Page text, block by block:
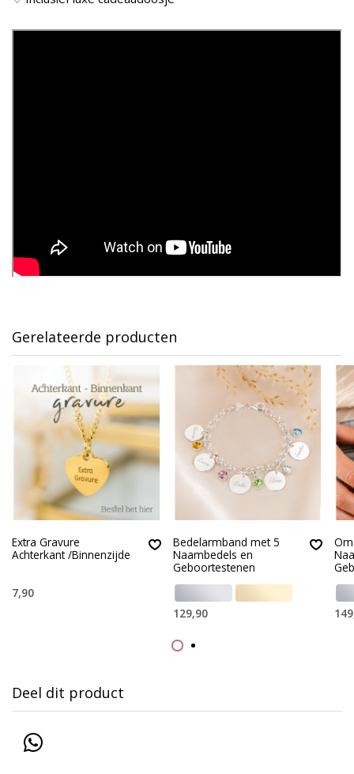
Gerelateerde producten
Extra Gravure
Achterkant /Binnenzijde
7,90
Bedelarmband met 5
Naambedels en
Geboortestenen
129,90
Deel dit product